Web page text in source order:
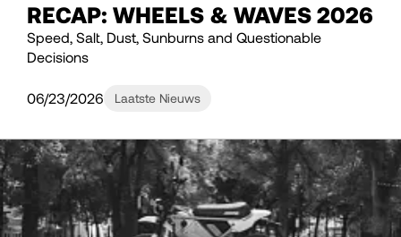
RECAP: WHEELS & WAVES 2026
Speed, Salt, Dust, Sunburns and Questionable
Decisions
06/23/2026 Laatste Nieuws